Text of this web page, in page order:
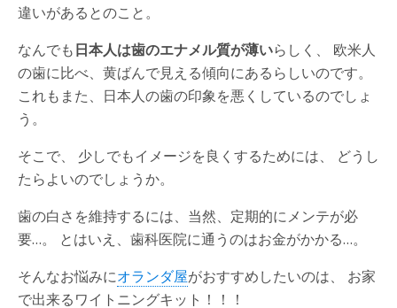
違いがあるとのこと。
なんでも日本人は歯のエナメル質が薄いらしく、 欧米人
の歯に比べ、黄ばんで見える傾向にあるらしいのです。
これもまた、日本人の歯の印象を悪くしているのでしょ
う。
そこで、 少しでもイメージを良くするためには、 どうし
たらよいのでしょうか。
歯の白さを維持するには、当然、定期的にメンテが必
要…。 とはいえ、歯科医院に通うのはお金がかかる…。
そんなお悩みにオランダ屋がおすすめしたいのは、 お家
で出来るワイトニングキット！！！